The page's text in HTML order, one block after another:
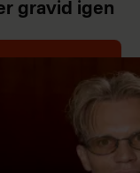
gravid igen